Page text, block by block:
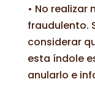
• No realizar
fraudulento.
considerar
esta índole
anularlo e